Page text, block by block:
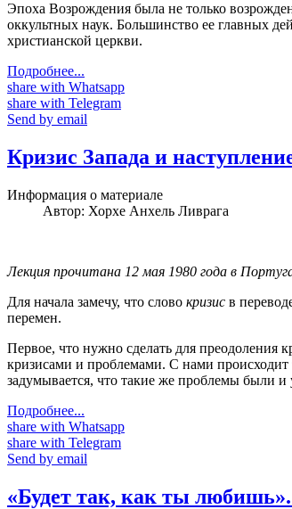
Эпоха Возрождения была не только
оккультных наук. Большинство ее главных
христианской церкви.
Подробнее...
share with Whatsapp
share with Telegram
Send by email
Кризис Запада и
Информация о материале
Автор: Хорхе Анхель Ливрага
Лекция прочитана 12 мая 1980 года в
Для начала замечу, что слово кризис в
перемен.
Первое, что нужно сделать для преодоления
кризисами и проблемами. С нами происходит
задумывается, что такие же проблемы были
Подробнее...
share with Whatsapp
share with Telegram
Send by email
«Будет так, как ты